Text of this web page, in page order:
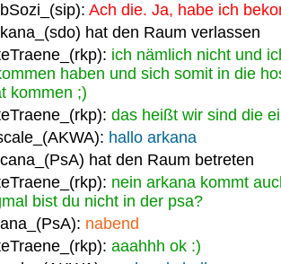
Ach die. Ja, habe ich
hat den Raum verlassen
ich nämlich nicht und
haben und sich somit in die
kommen ;)
das heißt wir sind die
hallo arkana
hat den Raum betreten
nein arkana kommt
bist du nicht in der psa?
nabend
aaahhh ok :)